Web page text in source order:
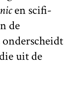
en scifi-
de
onderscheidt
uit de